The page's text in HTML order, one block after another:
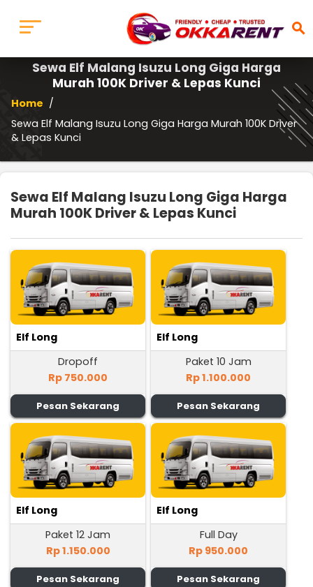
search
Sewa Elf Malang Isuzu Long Giga Harga
Murah 100K Driver & Lepas Kunci
Home /
Sewa Elf Malang Isuzu Long Giga Harga Murah 100K Driver
& Lepas Kunci
Sewa Elf Malang Isuzu Long Giga Harga
Murah 100K Driver & Lepas Kunci
Elf Long
Dropoff
Rp 750.000
Pesan Sekarang
Elf Long
Paket 10 Jam
Rp 1.100.000
Pesan Sekarang
Elf Long
Paket 12 Jam
Rp 1.150.000
Pesan Sekarang
Elf Long
Full Day
Rp 950.000
Pesan Sekarang